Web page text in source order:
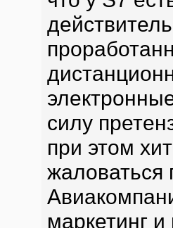
силу
при этом
жаловаться
маркетинг